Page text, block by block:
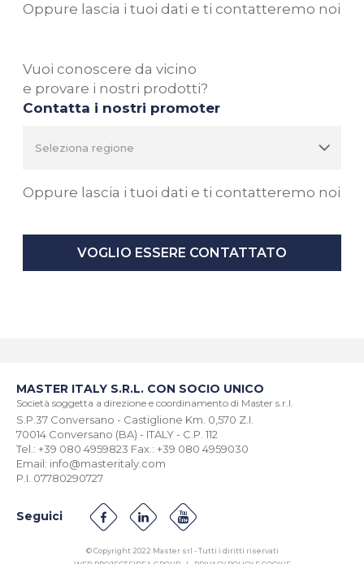
Oppure lascia i tuoi dati e ti contatteremo noi
Vuoi conoscere da vicino
e provare i nostri prodotti?
Contatta i nostri promoter
Oppure lascia i tuoi dati e ti contatteremo noi
VOGLIO ESSERE CONTATTATO
MASTER ITALY S.R.L. CON SOCIO UNICO
Società soggetta a direzione e coordinamento di Master s.r.l.
S.P.37 Conversano - Castiglione Km. 0,570 Z.I.
70014 Conversano (BA) - ITALY - C.P. 112
Tel.: +39 080 4959823 Fax.: +39 080 4959030
Email: info@masteritaly.com
P.I. 07780290727
Seguici
© Copyright 2022 Master srl - Tutti i diritti riservati